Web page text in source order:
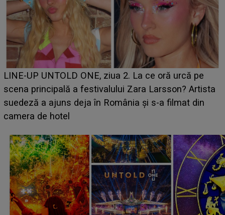
Ce a dezvăluit noua concurentă din "Casa Iubirii" l-a
luat prin surprindere pe Emanuel. CINE ESTE
BĂIATUL VIZAT de Alexandra?! Aflându-se în fața
faptului împlinit, A RECUNOSCUT IMEDIAT: "Am